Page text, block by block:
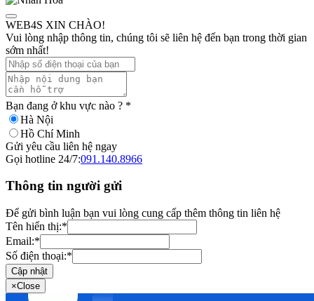
WEB4S XIN CHÀO!
Vui lòng nhập thông tin, chúng tôi sẽ liên hệ đến bạn trong thời gian
sớm nhất!
Bạn đang ở khu vực nào ? *
Hà Nội
Hồ Chí Minh
Gửi yêu cầu liên hệ ngay
Gọi hotline 24/7:091.140.8966
Thông tin người gửi
Để gửi bình luận bạn vui lòng cung cấp thêm thông tin liên hệ
Tên hiển thị:*
Email:*
Số điện thoại:*
Cập nhật
×Close